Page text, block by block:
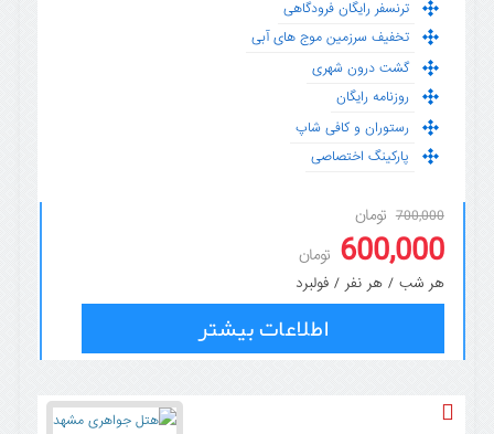
ترنسفر رایگان فرودگاهی
تخفیف سرزمین موج های آبی
گشت درون شهری
روزنامه رایگان
رستوران و کافی شاپ
پارکینگ اختصاصی
700,000 تومان
600,000 تومان
هر شب / هر نفر / فولبرد
اطلاعات بیشتر